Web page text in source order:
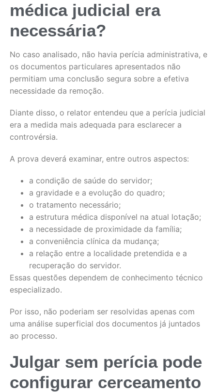
médica judicial era
necessária?
No caso analisado, não havia perícia administrativa, e
os documentos particulares apresentados não
permitiam uma conclusão segura sobre a efetiva
necessidade da remoção.
Diante disso, o relator entendeu que a perícia judicial
era a medida mais adequada para esclarecer a
controvérsia.
A prova deverá examinar, entre outros aspectos:
a condição de saúde do servidor;
a gravidade e a evolução do quadro;
o tratamento necessário;
a estrutura médica disponível na atual lotação;
a necessidade de proximidade da família;
a conveniência clínica da mudança;
a relação entre a localidade pretendida e a
recuperação do servidor.
Essas questões dependem de conhecimento técnico
especializado.
Por isso, não poderiam ser resolvidas apenas com
uma análise superficial dos documentos já juntados
ao processo.
Julgar sem perícia pode
configurar cerceamento